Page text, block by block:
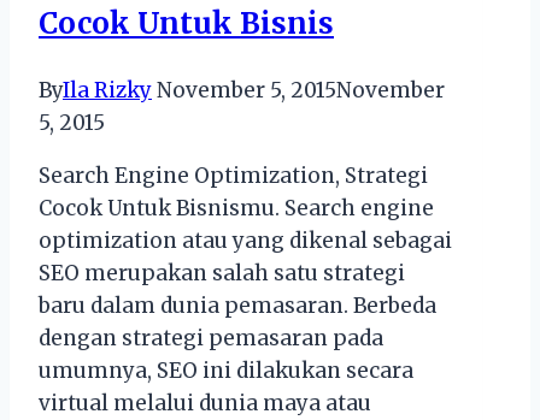
Cocok Untuk Bisnis
ByIla RizkyNovember 5, 2015November
5, 2015
Search Engine Optimization, Strategi
Cocok Untuk Bisnismu. Search engine
optimization atau yang dikenal sebagai
SEO merupakan salah satu strategi
baru dalam dunia pemasaran. Berbeda
dengan strategi pemasaran pada
umumnya, SEO ini dilakukan secara
virtual melalui dunia maya atau